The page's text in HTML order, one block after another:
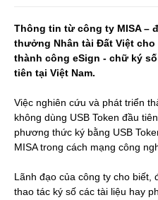
Thông tin từ công ty MISA –
thưởng Nhân tài Đất Việt
thành công eSign - chữ ký
tiên tại Việt Nam.
Việc nghiên cứu và phát triển
không dùng USB Token đầu
phương thức ký bằng USB
MISA trong cách mạng công
Lãnh đạo của công ty cho biết,
thao tác ký số các tài liệu hay